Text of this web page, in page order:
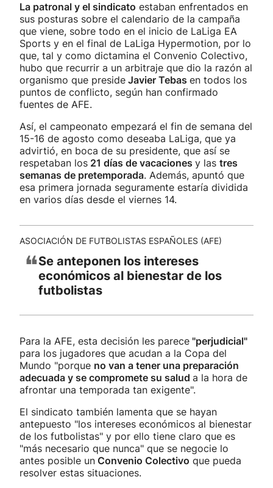
La patronal y el sindicato estaban enfrentados en
sus posturas sobre el calendario de la campaña
que viene, sobre todo en el inicio de LaLiga EA
Sports y en el final de LaLiga Hypermotion, por lo
que, tal y como dictamina el Convenio Colectivo,
hubo que recurrir a un arbitraje que dio la razón al
organismo que preside Javier Tebas en todos los
puntos de conflicto, según han confirmado
fuentes de AFE.
Así, el campeonato empezará el fin de semana del
15-16 de agosto como deseaba LaLiga, que ya
advirtió, en boca de su presidente, que así se
respetaban los 21 días de vacaciones y las tres
semanas de pretemporada. Además, apuntó que
esa primera jornada seguramente estaría dividida
en varios días desde el viernes 14.
ASOCIACIÓN DE FUTBOLISTAS ESPAÑOLES (AFE)
❝Se anteponen los intereses
económicos al bienestar de los
futbolistas
Para la AFE, esta decisión les parece "perjudicial"
para los jugadores que acudan a la Copa del
Mundo "porque no van a tener una preparación
adecuada y se compromete su salud a la hora de
afrontar una temporada tan exigente".
El sindicato también lamenta que se hayan
antepuesto "los intereses económicos al bienestar
de los futbolistas" y por ello tiene claro que es
"más necesario que nunca" que se negocie lo
antes posible un Convenio Colectivo que pueda
resolver estas situaciones.